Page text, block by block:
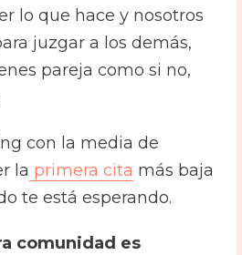
lo que hace y nosotros
juzgar a los demás,
pareja como si no,
con la media de
la primera cita más baja
te está esperando.
comunidad es